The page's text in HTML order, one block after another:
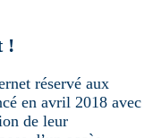
!
réservé aux
en avril 2018 avec
de leur